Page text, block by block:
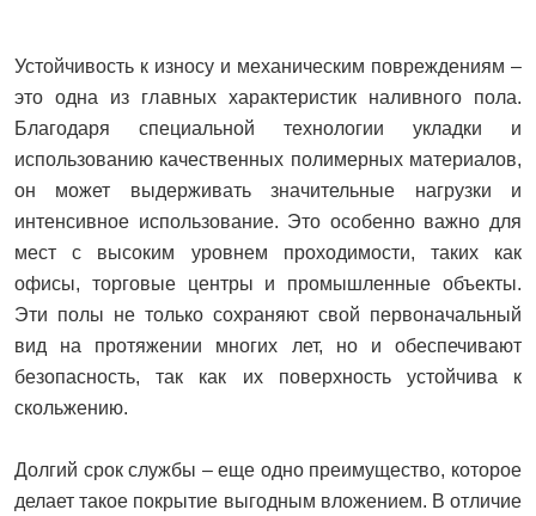
Устойчивость к износу и механическим повреждениям –
это одна из главных характеристик наливного пола.
Благодаря специальной технологии укладки и
использованию качественных полимерных материалов,
он может выдерживать значительные нагрузки и
интенсивное использование. Это особенно важно для
мест с высоким уровнем проходимости, таких как
офисы, торговые центры и промышленные объекты.
Эти полы не только сохраняют свой первоначальный
вид на протяжении многих лет, но и обеспечивают
безопасность, так как их поверхность устойчива к
скольжению.
Долгий срок службы – еще одно преимущество, которое
делает такое покрытие выгодным вложением. В отличие